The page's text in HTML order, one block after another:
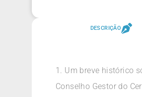
DESCRIÇÃO
1. Um breve histórico
Conselho Gestor do